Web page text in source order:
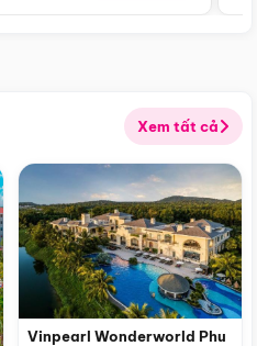
Xem tất cả
Vinpearl Wonderworld Phu